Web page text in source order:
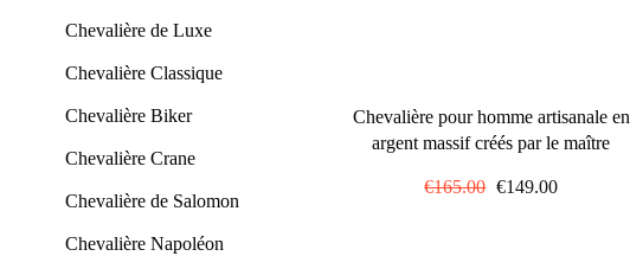
Chevalière de Luxe
Chevalière Classique
Chevalière Biker
Chevalière Crane
Chevalière de Salomon
Chevalière Napoléon
Chevalière pour homme artisanale en
argent massif créés par le maître
Prix
€165.00 Prix
€149.00